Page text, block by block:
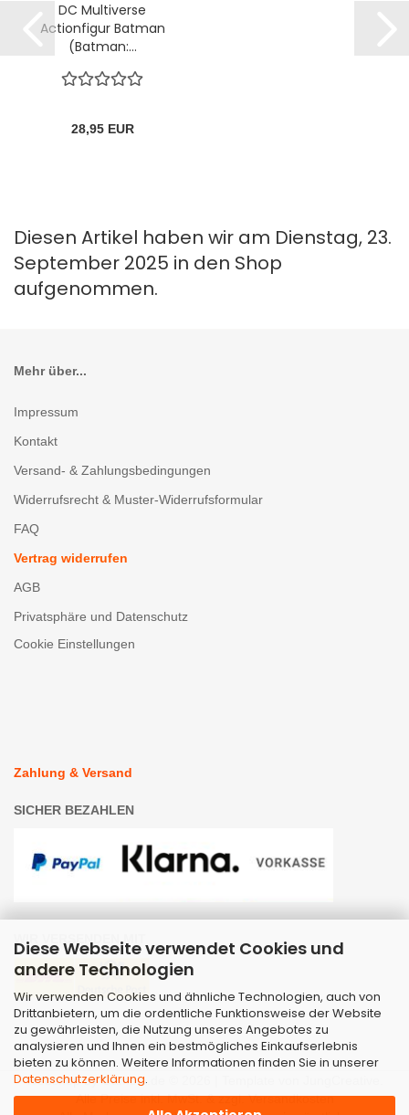
Diese Webseite verwendet Cookies und
andere Technologien
Wir verwenden Cookies und ähnliche Technologien, auch von
Drittanbietern, um die ordentliche Funktionsweise der Website
zu gewährleisten, die Nutzung unseres Angebotes zu
analysieren und Ihnen ein bestmögliches Einkaufserlebnis
bieten zu können. Weitere Informationen finden Sie in unserer
Datenschutzerklärung.
DC Multiverse
Actionfigur Batman
(Batman:...
28,95 EUR
Diesen Artikel haben wir am Dienstag, 23.
September 2025 in den Shop
aufgenommen.
Mehr über...
Impressum
Kontakt
Versand- & Zahlungsbedingungen
Widerrufsrecht & Muster-Widerrufsformular
FAQ
Vertrag widerrufen
AGB
Privatsphäre und Datenschutz
Cookie Einstellungen
Zahlung & Versand
SICHER BEZAHLEN
WIR VERSENDEN MIT
Webshopby Gambio.de © 2026 | Template von
Alle Preise inkl. MwSt. & zzgl. Versandkosten